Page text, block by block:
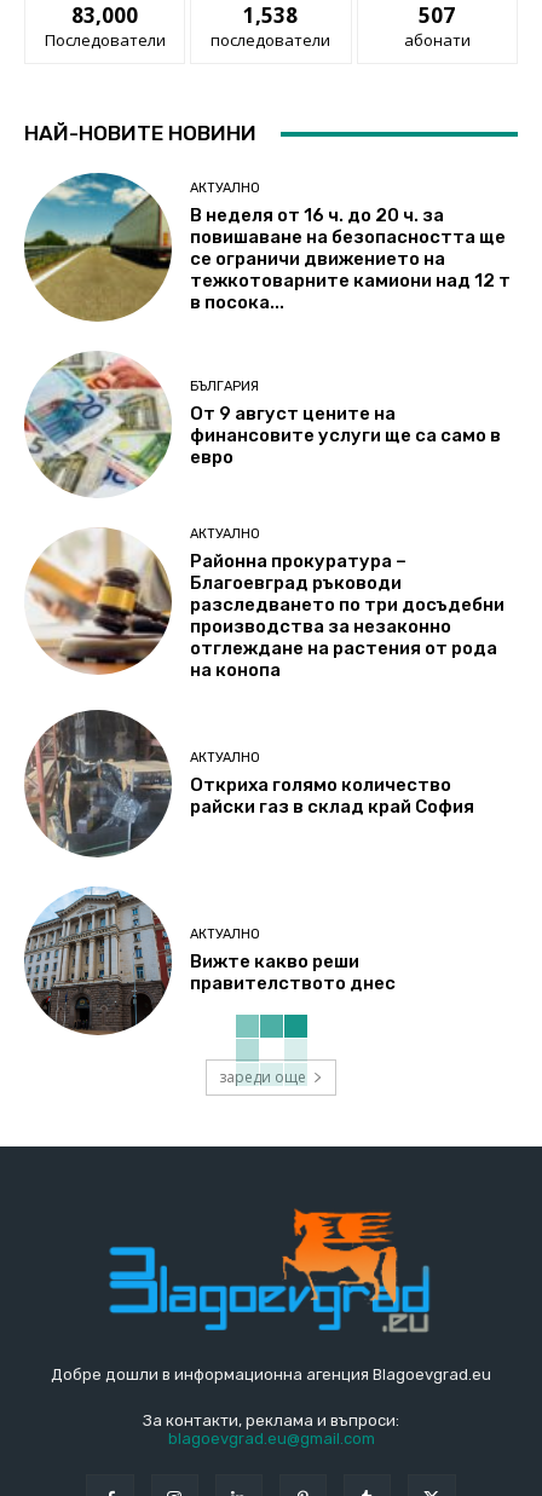
83,000
Последователи
1,538
последователи
507
абонати
НАЙ-НОВИТЕ НОВИНИ
АКТУАЛНО
В неделя от 16 ч. до 20 ч. за
повишаване на безопасността ще
се ограничи движението на
тежкотоварните камиони над 12 т
в посока...
БЪЛГАРИЯ
От 9 август цените на
финансовите услуги ще са само в
евро
АКТУАЛНО
Районна прокуратура –
Благоевград ръководи
разследването по три досъдебни
производства за незаконно
отглеждане на растения от рода
на конопа
АКТУАЛНО
Откриха голямо количество
райски газ в склад край София
АКТУАЛНО
Вижте какво реши
правителството днес
зареди още
Добре дошли в информационна агенция Blagoevgrad.eu
За контакти, реклама и въпроси:
blagoevgrad.eu@gmail.com